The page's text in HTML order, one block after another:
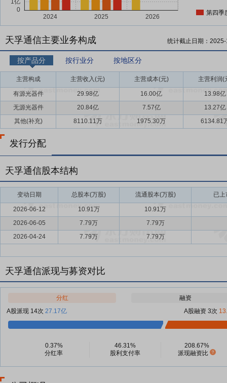
第四季
天孚通信主要业务构成 统计截止日期：
按产品分 按行业分 按地区分
主营构成 主营收入(元) 主营成本(元) 主营利润(
有源光器件 29.98亿 16.00亿
13.98亿
无源光器件
20.84亿 7.57亿
13.27亿
其他(补充)
8110.11万 1975.30万 6134.81
发行分配
天孚通信股本结构
变动日期 总股本(万股) 流通股本(万股) 已
2026-06-12 10.91万
10.91万
2026-06-05
7.79万
7.79万
2026-04-24
7.79万 7.79万
天孚通信派现与募资对比
分红
融资
A股派现 14次 27.17亿 A股融资 3次
0.37%
分红率
46.31%
股利支付率
208.67%
派现融资比